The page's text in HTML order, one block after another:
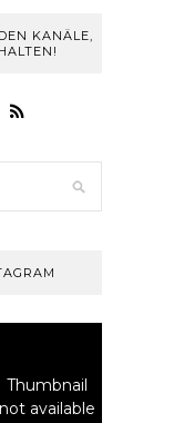
KANÄLE,
Thumbnail
not available